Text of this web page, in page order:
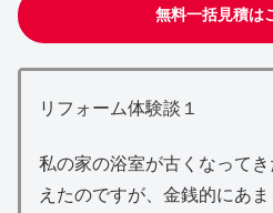
無料一括見積は
リフォーム体験談１
私の家の浴室が古くなって
えたのですが、金銭的にあ